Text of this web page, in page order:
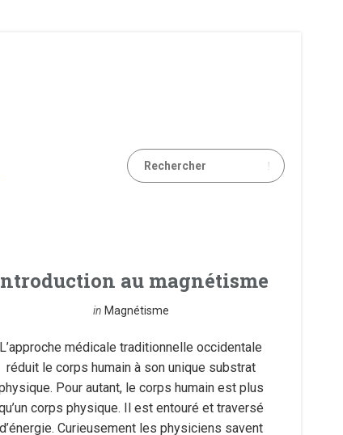
au magnétisme
in Magnétisme
L’approche médicale traditionnelle occidentale
réduit le corps humain à son unique substrat
Pour autant, le corps humain est plus
corps physique. Il est entouré et traversé
d’énergie. Curieusement les physiciens savent